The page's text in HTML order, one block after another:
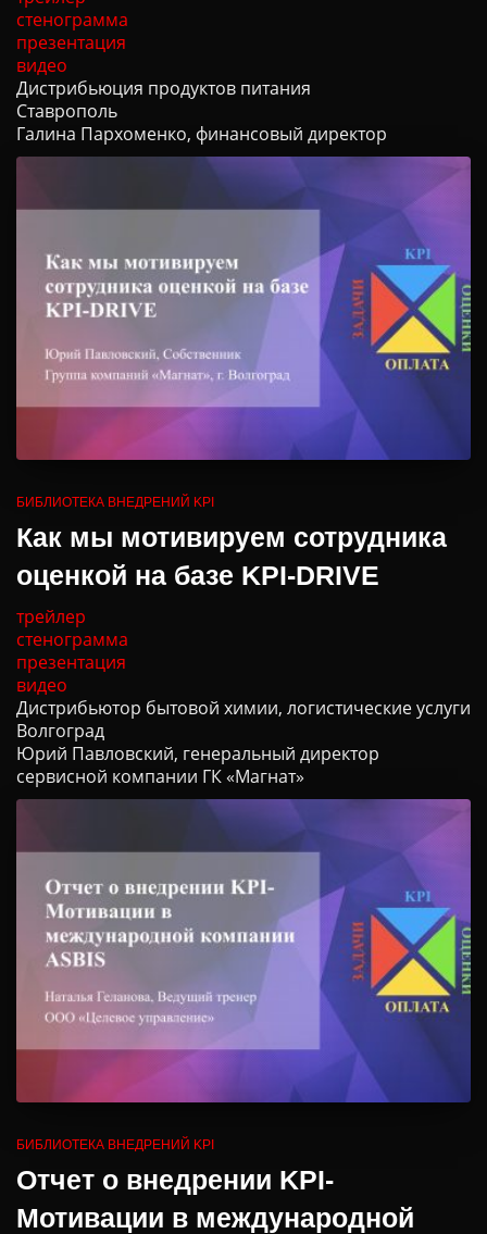
стенограмма
презентация
видео
Дистрибьюция продуктов питания
Ставрополь
Галина Пархоменко, финансовый директор
БИБЛИОТЕКА ВНЕДРЕНИЙ KPI
Как мы мотивируем сотрудника
оценкой на базе KPI-DRIVE
трейлер
стенограмма
презентация
видео
Дистрибьютор бытовой химии, логистические услуги
Волгоград
Юрий Павловский, генеральный директор
сервисной компании ГК «Магнат»
БИБЛИОТЕКА ВНЕДРЕНИЙ KPI
Oтчет о внедрении KPI-
Мотивации в международной